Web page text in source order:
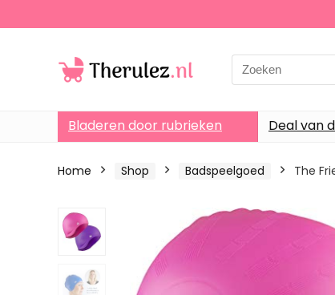
Search
for:
Bladeren door rubrieken Deal van
Home Shop Badspeelgoed The